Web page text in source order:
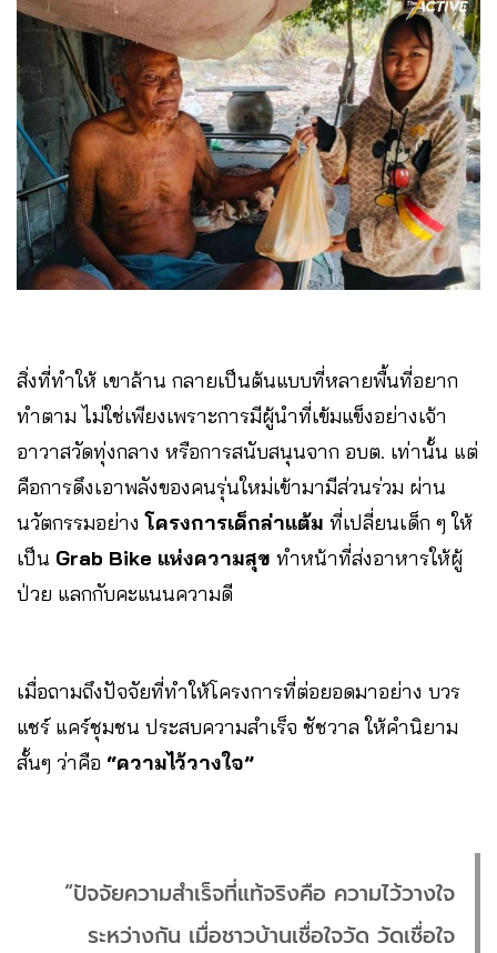
สิ่งที่ทำให้ เขาล้าน กลายเป็นต้นแบบที่หลายพื้นที่อยาก
ทำตาม ไม่ใช่เพียงเพราะการมีผู้นำที่เข้มแข็งอย่างเจ้า
อาวาสวัดทุ่งกลาง หรือการสนับสนุนจาก อบต. เท่านั้น แต่
คือการดึงเอาพลังของคนรุ่นใหม่เข้ามามีส่วนร่วม ผ่าน
นวัตกรรมอย่างโครงการเด็กล่าแต้ม ที่เปลี่ยนเด็ก ๆ ให้
เป็น Grab Bike แห่งความสุข ทำหน้าที่ส่งอาหารให้ผู้
ป่วย แลกกับคะแนนความดี
เมื่อถามถึงปัจจัยที่ทำให้โครงการที่ต่อยอดมาอย่าง บวร
แชร์ แคร์ชุมชน ประสบความสำเร็จ ชัชวาล ให้คำนิยาม
สั้นๆ ว่าคือ “ความไว้วางใจ”
“ปัจจัยความสำเร็จที่แท้จริงคือ ความไว้วางใจ
ระหว่างกัน เมื่อชาวบ้านเชื่อใจวัด วัดเชื่อใจ